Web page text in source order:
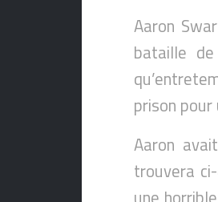
Aaron
bataille
prison
Aaron
trouvera